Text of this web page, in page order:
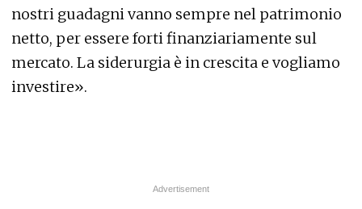
nostri guadagni vanno sempre nel patrimonio
netto, per essere forti finanziariamente sul
mercato. La siderurgia è in crescita e vogliamo
investire».